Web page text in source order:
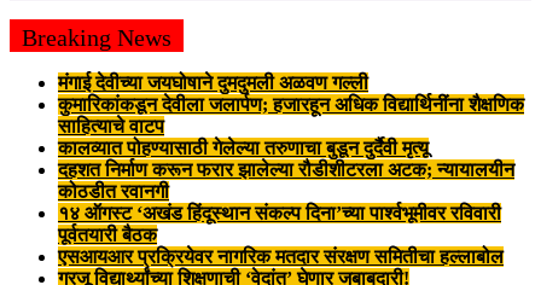
Breaking News
मंगाई देवीच्या जयघोषाने दुमदुमली अळवण गल्ली
कुमारिकांकडून देवीला जलार्पण; हजारहून अधिक विद्यार्थिनींना शैक्षणिक
साहित्याचे वाटप
कालव्यात पोहण्यासाठी गेलेल्या तरुणाचा बुडून दुर्दैवी मृत्यू
दहशत निर्माण करून फरार झालेल्या रौडीशीटरला अटक; न्यायालयीन
कोठडीत रवानगी
१४ ऑगस्ट ‘अखंड हिंदूस्थान संकल्प दिना’च्या पार्श्वभूमीवर रविवारी
पूर्वतयारी बैठक
एसआयआर प्रक्रियेवर नागरिक मतदार संरक्षण समितीचा हल्लाबोल
गरजू विद्यार्थ्यांच्या शिक्षणाची ‘वेदांत’ घेणार जबाबदारी!